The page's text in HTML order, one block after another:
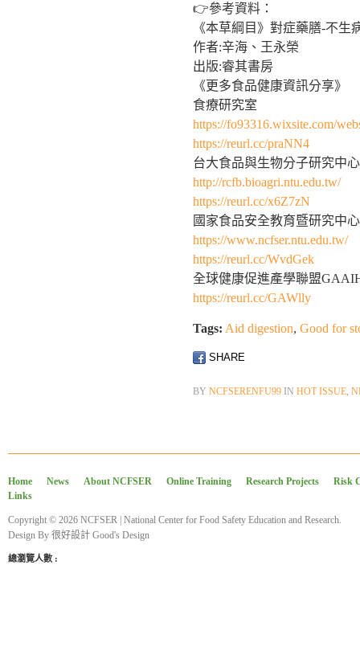
👉參考資料：
《本草綱目》對症藥膳-不生
作者:辛海、王永榮
出版:睿其書房
《更多食品健康資訊分享》
食療研究室
https://fo93316.wixsite.com/
https://reurl.cc/praNN4
台大食品與生物分子研究中心
http://rcfb.bioagri.ntu.edu.tw/
https://reurl.cc/x6Z7zN
國家食品安全教育暨研究中心
https://www.ncfser.ntu.edu.tw/
https://reurl.cc/WvdGek
全球健康促進產學聯盟
https://reurl.cc/GAWlly
Tags: Aid digestion, Good for
SHARE
BY NCFSERENFU99 IN HOT ISSUE
Home News About NCFSER Online Training Research Projects
Risk
Links
Copyright © 2026 NCFSER | National Center for Food Safety Education and Research.
Design By 很好設計 Good's Design
總瀏覽人數 :